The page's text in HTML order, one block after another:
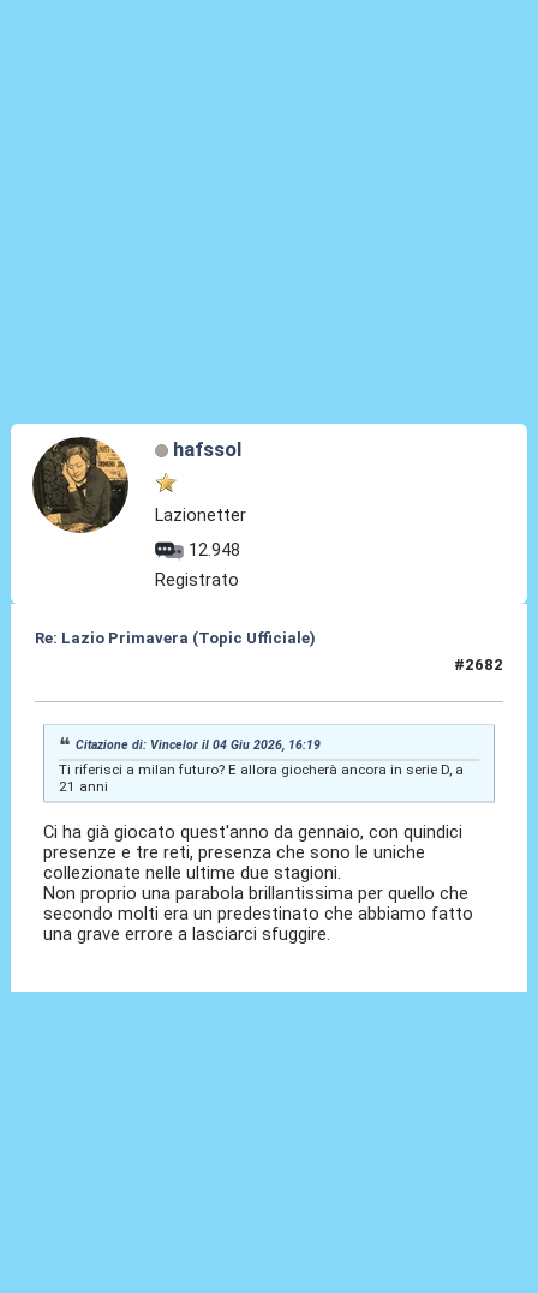
hafssol
Lazionetter
12.948
Registrato
Re: Lazio Primavera (Topic Ufficiale)
#2682
Citazione di: Vincelor il 04 Giu 2026, 16:19
Ti riferisci a milan futuro? E allora giocherà ancora in serie D, a
21 anni
Ci ha già giocato quest'anno da gennaio, con quindici
presenze e tre reti, presenza che sono le uniche
collezionate nelle ultime due stagioni.
Non proprio una parabola brillantissima per quello che
secondo molti era un predestinato che abbiamo fatto
una grave errore a lasciarci sfuggire.